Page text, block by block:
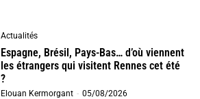
Actualités
Espagne, Brésil, Pays-Bas… d’où viennent
les étrangers qui visitent Rennes cet été
?
Elouan Kermorgant - 05/08/2026